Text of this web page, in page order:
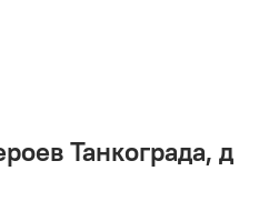
Танкограда, д